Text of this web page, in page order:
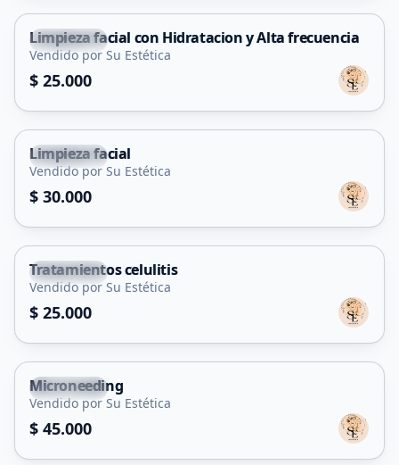
Tilisarao
Servicio
Limpieza facial con Hidratacion y Alta frecuencia
Vendido por Su Estética
$ 25.000
Tilisarao
Servicio
Limpieza facial
Vendido por Su Estética
$ 30.000
Tilisarao
Servicio
Tratamientos celulitis
Vendido por Su Estética
$ 25.000
Tilisarao
Servicio
Microneeding
Vendido por Su Estética
$ 45.000